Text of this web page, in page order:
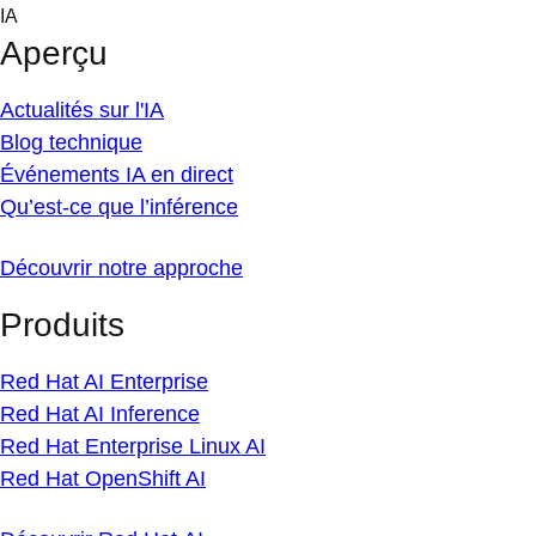
Skip
content
IA
Aperçu
Actualités sur l'IA
Blog technique
Événements IA en direct
Qu’est-ce que l’inférence
Découvrir notre approche
Produits
Red Hat AI Enterprise
Red Hat AI Inference
Red Hat Enterprise Linux AI
Red Hat OpenShift AI